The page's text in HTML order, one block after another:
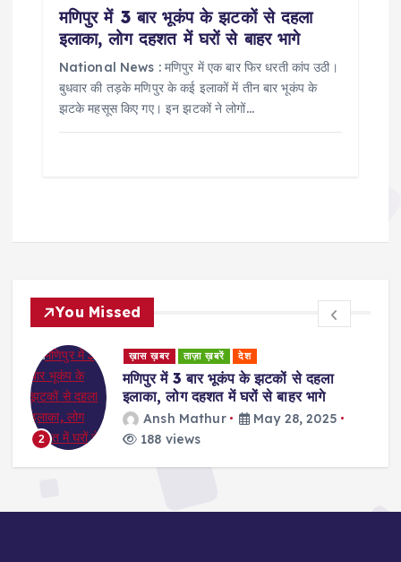
मणिपुर में 3 बार भूकंप के झटकों से दहला
इलाका, लोग दहशत में घरों से बाहर भागे
National News : मणिपुर में एक बार फिर धरती कांप उठी।
बुधवार की तड़के मणिपुर के कई इलाकों में तीन बार भूकंप के
झटके महसूस किए गए। इन झटकों ने लोगों…
You Missed
2
ख़ास ख़बर ताज़ा ख़बरें देश
मणिपुर में 3 बार भूकंप के झटकों से दहला
इलाका, लोग दहशत में घरों से बाहर भागे
Ansh Mathur
May 28, 2025
188 views